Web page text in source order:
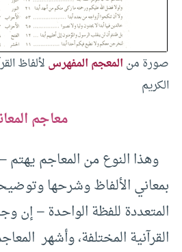
صورة من المعجم المفهرس لألفاظ
الكريم
معاجم
وهذا النوع من المعاجم يهتم
بمعاني الألفاظ وشرحها
المتعددة للفظة الواحدة –
القرآنية المختلفة، وأشهر